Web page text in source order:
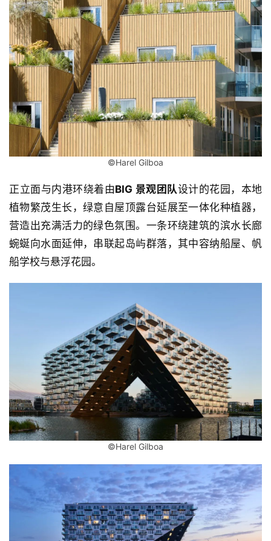
计
室
内
计
景
观
建
专
作
流
登录 注册
©Harel Gilboa
正立面与内港环绕着由BIG 景观团队设计的花园，本地
植物繁茂生长，绿意自屋顶露台延展至一体化种植器，
营造出充满活力的绿色氛围。一条环绕建筑的滨水长廊
蜿蜒向水面延伸，串联起岛屿群落，其中容纳船屋、帆
船学校与悬浮花园。
©Harel Gilboa